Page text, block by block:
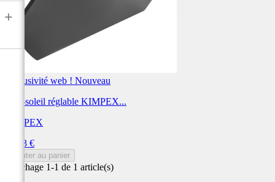
+
Exclusivité web ! Nouveau
Pare-soleil réglable KIMPEX...
KIMPEX
53,03 €
Ajouter au panier
Affichage 1-1 de 1 article(s)